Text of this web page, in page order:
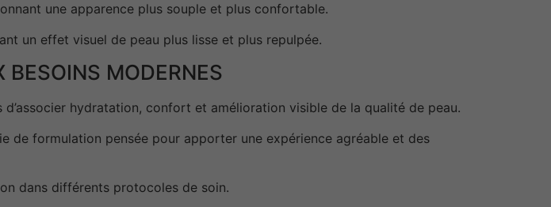
une apparence plus souple et plus confortable.
un effet visuel de peau plus lisse et plus repulpée.
MODERNES
hydratation, confort et amélioration visible de la qualité de peau.
de formulation pensée pour apporter une expérience agréable et des
dans différents protocoles de soin.